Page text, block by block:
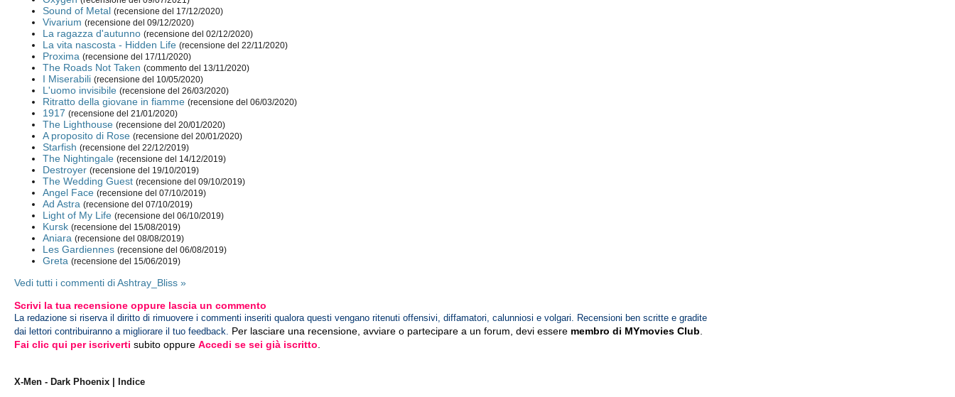
Sound of Metal (recensione del 17/12/2020)
Vivarium (recensione del 09/12/2020)
La ragazza d'autunno (recensione del 02/12/2020)
La vita nascosta - Hidden Life (recensione del 22/11/2020)
Proxima (recensione del 17/11/2020)
The Roads Not Taken (commento del 13/11/2020)
I Miserabili (recensione del 10/05/2020)
L'uomo invisibile (recensione del 26/03/2020)
Ritratto della giovane in fiamme (recensione del 06/03/2020)
1917 (recensione del 21/01/2020)
The Lighthouse (recensione del 20/01/2020)
A proposito di Rose (recensione del 20/01/2020)
Starfish (recensione del 22/12/2019)
The Nightingale (recensione del 14/12/2019)
Destroyer (recensione del 19/10/2019)
The Wedding Guest (recensione del 09/10/2019)
Angel Face (recensione del 07/10/2019)
Ad Astra (recensione del 07/10/2019)
Light of My Life (recensione del 06/10/2019)
Kursk (recensione del 15/08/2019)
Aniara (recensione del 08/08/2019)
Les Gardiennes (recensione del 06/08/2019)
Greta (recensione del 15/06/2019)
Vedi tutti i commenti di Ashtray_Bliss »
Scrivi la tua recensione oppure lascia un commento
La redazione si riserva il diritto di rimuovere i commenti inseriti qualora questi vengano ritenuti offensivi, diffamatori, calunniosi e volgari. Recensioni ben scritte e gradite
dai lettori contribuiranno a migliorare il tuo feedback. Per lasciare una recensione, avviare o partecipare a un forum, devi essere membro di MYmovies Club
Fai clic qui per iscriverti subito oppureAccedi se sei già iscritto
X-Men - Dark Phoenix | Indice